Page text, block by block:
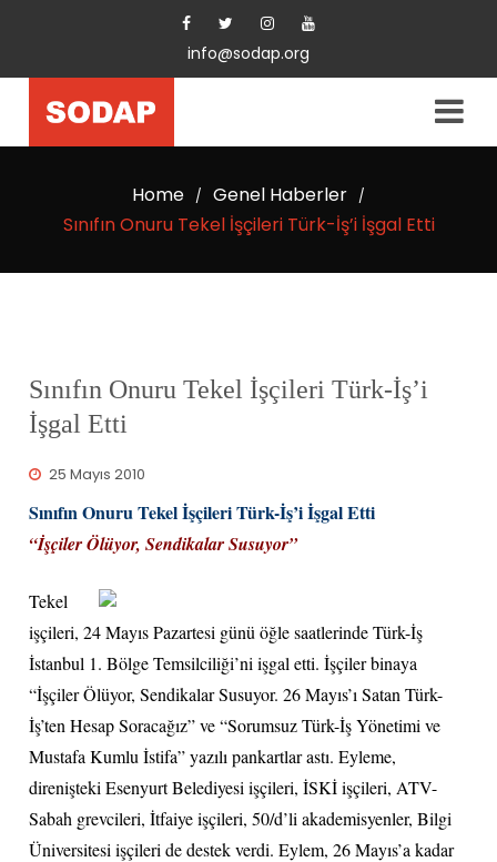
info@sodap.org
Home / Genel Haberler /
Sınıfın Onuru Tekel İşçileri Türk-İş’i İşgal Etti
Sınıfın Onuru Tekel İşçileri Türk-İş’i
İşgal Etti
25 Mayıs 2010
Sınıfın Onuru Tekel İşçileri Türk-İş’i İşgal Etti
“İşçiler Ölüyor, Sendikalar Susuyor”
Tekel
işçileri, 24 Mayıs Pazartesi günü öğle saatlerinde Türk-İş
İstanbul 1. Bölge Temsilciliği’ni işgal etti. İşçiler binaya
“İşçiler Ölüyor, Sendikalar Susuyor. 26 Mayıs’ı Satan Türk-
İş’ten Hesap Soracağız” ve “Sorumsuz Türk-İş Yönetimi ve
Mustafa Kumlu İstifa” yazılı pankartlar astı. Eyleme,
direnişteki Esenyurt Belediyesi işçileri, İSKİ işçileri, ATV-
Sabah grevcileri, İtfaiye işçileri, 50/d’li akademisyenler, Bilgi
Üniversitesi işçileri de destek verdi. Eylem, 26 Mayıs’a kadar